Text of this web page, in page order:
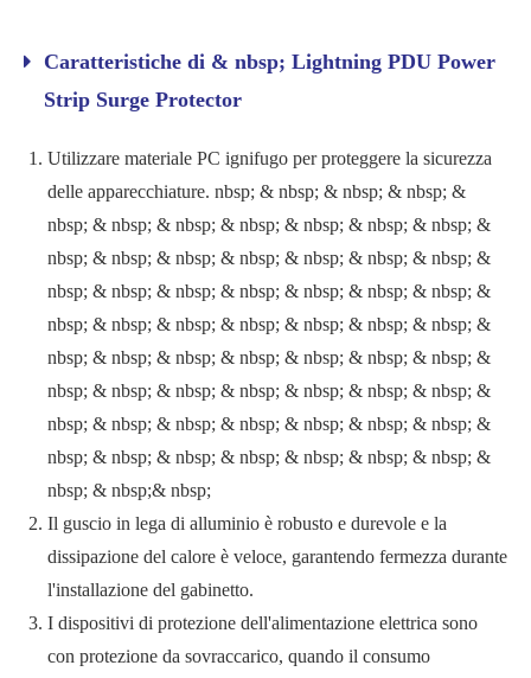
Caratteristiche di & nbsp; Lightning PDU Power
Strip Surge Protector
Utilizzare materiale PC ignifugo per proteggere la sicurezza
delle apparecchiature. nbsp; & nbsp; & nbsp; & nbsp; &
nbsp; & nbsp; & nbsp; & nbsp; & nbsp; & nbsp; & nbsp; &
nbsp; & nbsp; & nbsp; & nbsp; & nbsp; & nbsp; & nbsp; &
nbsp; & nbsp; & nbsp; & nbsp; & nbsp; & nbsp; & nbsp; &
nbsp; & nbsp; & nbsp; & nbsp; & nbsp; & nbsp; & nbsp; &
nbsp; & nbsp; & nbsp; & nbsp; & nbsp; & nbsp; & nbsp; &
nbsp; & nbsp; & nbsp; & nbsp; & nbsp; & nbsp; & nbsp; &
nbsp; & nbsp; & nbsp; & nbsp; & nbsp; & nbsp; & nbsp; &
nbsp; & nbsp; & nbsp; & nbsp; & nbsp; & nbsp; & nbsp; &
nbsp; & nbsp;& nbsp;
Il guscio in lega di alluminio è robusto e durevole e la
dissipazione del calore è veloce, garantendo fermezza durante
l'installazione del gabinetto.
I dispositivi di protezione dell'alimentazione elettrica sono
con protezione da sovraccarico, quando il consumo